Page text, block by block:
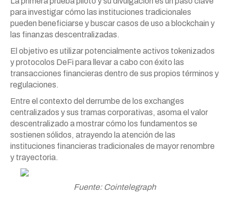
para investigar cómo las instituciones tradicionales
pueden beneficiarse y buscar casos de uso a blockchain y
las finanzas descentralizadas.
El objetivo es utilizar potencialmente activos tokenizados
y protocolos DeFi para llevar a cabo con éxito las
transacciones financieras dentro de sus propios términos y
regulaciones.
Entre el contexto del derrumbe de los exchanges
centralizados y sus tramas corporativas, asoma el valor
descentralizado a mostrar cómo los fundamentos se
sostienen sólidos, atrayendo la atención de las
instituciones financieras tradicionales de mayor renombre
y trayectoria.
Fuente: Cointelegraph